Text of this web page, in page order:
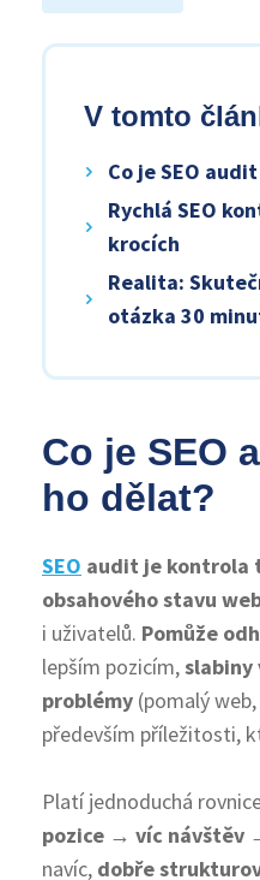
V tomto
Co je SEO
Rychlá SEO
krocích
Realita:
otázka 30
Co je SEO
ho dělat?
SEO audit je kontrola
obsahového stavu
i uživatelů. Pomůže
lepším pozicím,slabiny
problémy (pomalý
především příležitosti,
Platí jednoduchá
pozice → víc návštěv
navíc, dobře